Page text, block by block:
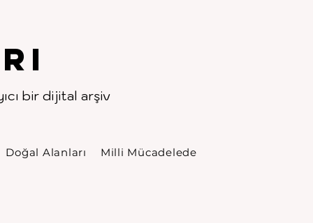
bir dijital arşiv
Doğal Alanları Milli Mücadelede